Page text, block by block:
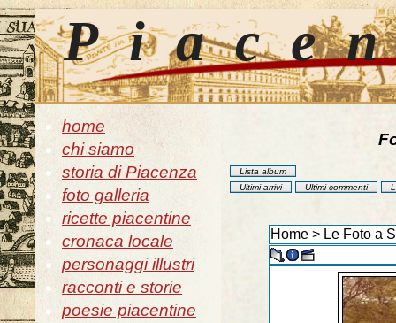
home
chi siamo
storia di Piacenza
foto galleria
ricette piacentine
cronaca locale
personaggi illustri
racconti e storie
poesie piacentine
Lista album
Ultimi arrivi
Ultimi commenti
Home> Le Foto a